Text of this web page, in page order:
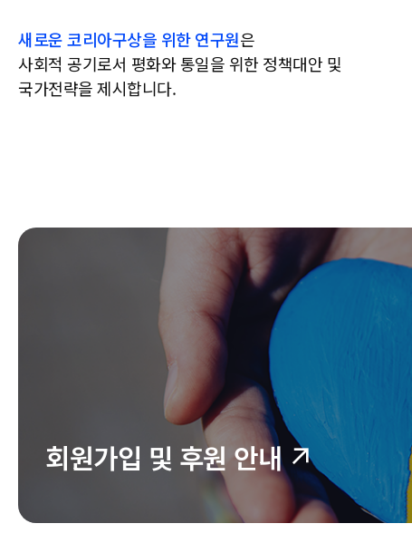
새로운 코리아구상을 위한 연구원은
사회적 공기로서 평화와 통일을 위한 정책대안 및
국가전략을 제시합니다.
회원가입 및 후원 안내